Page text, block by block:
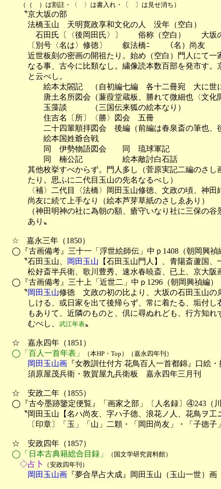
（（　）は割註・〈　〉は書入れ・〔　〕は見せ消ち）
〝京大坂の部
法橋玉山　天明寛政享和文化の人　没年（空白）
石田氏〔〈後岡田氏〉〕　　俗称（空白）　　大坂
〔別号〈名は〉修徳〕　　叙法橋ﾆ　　（名）尚友
近世板刻の密画の開祖たり。始め（空白）門人にて一
なる事、古今に比類なし。繍像読本数百部を発市す。
と云べし。
絵本太閤記　（自初編七編　各十二冊宛　大に世に
唐土名所図会（蒹葭堂蔵板、勝れて微細也〈文化開
玉藻談　　　（三国伝来狐の絵本なり）
住吉名〔所〕〈勝〉図会　五冊
二十四輩順拝図会　後編（前編は春泉斎の筆也、後
絵本国姓爺合戦
同　伊勢物語図会　　同　琉球軍記
同　楠公記　　　　　絵本敵討白石話
其他枚挙すべからず。門人多し（菅原実記二編のさし
たり。思ふに二代目玉山の先名なるべし）
〈補〉二代目〈法橋〉岡田玉山修徳、文政の頃、神田
尚友に続て上手なり（絵本芦芽草紙のさしゑあり）
（神田明神の社に為朝の額、瘡守いなり社に三保の谷
あり〟
☆　嘉永三年（1850）
◯『古画備考』三十一「浮世絵師伝」中ｐ1408（朝岡興禎
〝石田玉山、
岡田玉山 【石田玉山門人】、青陽斎蘆国
松好斎半兵衛、歌川豊秀、速水春暁斎、已上、京大阪
◯『古画備考』三十上「近世二」中ｐ1296（朝岡興禎編）
〝岡田玉山修徳　文政の初の比より、大坂の石田玉山
しける、或日家を出て後帰らず、常に着たる、垢付し
もありて、近隣のものと、倶に尋ぬれども、行方知れ
むべし、 武江年表〟
☆　嘉永四年（1851）
◯「百人一首年表」
（本HP・Top）（嘉永四年刊）
岡田玉山画 『女教訓仕付方 花鳥百人一首都錦』口絵
須原屋茂兵衛・敦賀屋九兵衛板　嘉永四年三月刊
☆　安政二年（1855）
◯『古今墨跡鑒定便覧』「画家之部」〔人名録〕④243（
〝岡田玉山【名ハ尚友、字ハ子徳、浪花ノ人、花鳥ヲ工
〔印章〕「玉」「山」二顆・「岡田尚友」・「子徳子
☆　安政四年（1857）
◯「日本古典籍総合目録」
（国文学研究資料館）
◇占卜 （安政四年刊）
岡田玉山画 『夢合早占大成』岡田玉山（玉山一世）画